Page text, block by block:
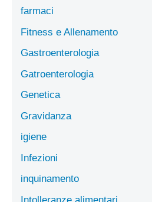
farmaci
Fitness e Allenamento
Gastroenterologia
Gatroenterologia
Genetica
Gravidanza
igiene
Infezioni
inquinamento
Intolleranze alimentari